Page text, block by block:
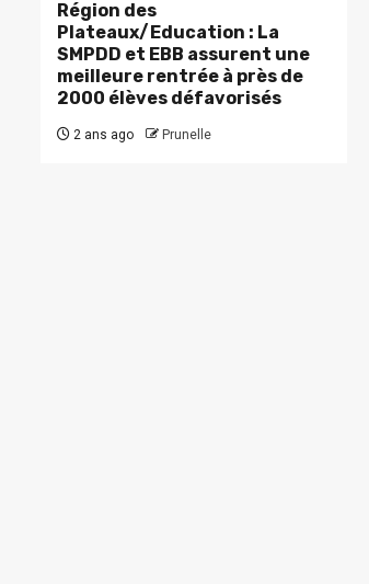
Région des
Plateaux/Education : La
SMPDD et EBB assurent une
meilleure rentrée à près de
2000 élèves défavorisés
2 ans ago Prunelle